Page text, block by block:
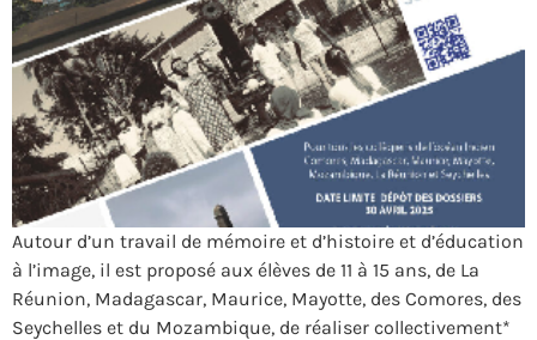
Autour d’un travail de mémoire et d’histoire et d’éducation
à l’image, il est proposé aux élèves de 11 à 15 ans, de La
Réunion, Madagascar, Maurice, Mayotte, des Comores, des
Seychelles et du Mozambique, de réaliser collectivement*